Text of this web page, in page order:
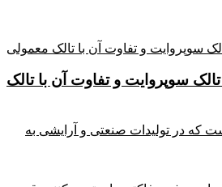
سوپروایت و تفاوت آن با تالک
که در تولیدات صنعتی و آرایشی به